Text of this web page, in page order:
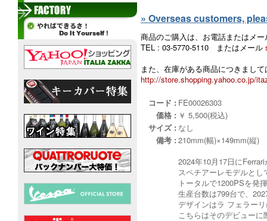
» Overseas customers,
商品のご購入は、お電話またはメ
TEL : 03-5770-5110 またはメール
また、在庫がある商品につきまし
http://store.shopping.yahoo.co.jp/
コード : FE00026303
価格 : ￥ 5,500(税込)
サイズ : なし
備考 : 210mm(幅)×149mm(縦)
2024年10月17日に
スペチアーレモデルと
トータルで1200PSを発
生産台数は799台で、
デザインはラ フェラー
こちらはそのデビュー